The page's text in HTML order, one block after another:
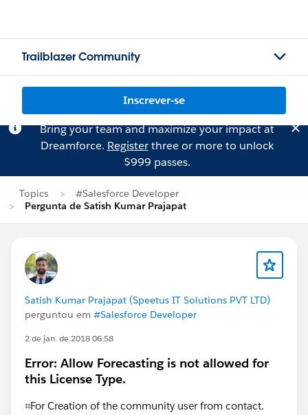
Trailblazer Community
Inscrever-se
Bring your team and maximize your impact at
Dreamforce. Registerthree or more to unlock
$999 passes.
Topics
#Salesforce Developer
Pergunta de Satish Kumar Prajapat
Satish Kumar Prajapat (Speetus IT Solutions PVT LTD)
perguntou em #Salesforce Developer
2 de jan. de 2018 06:58
Error: Allow Forecasting is not allowed for
this License Type.
⌗For Creation of the community user from contact.